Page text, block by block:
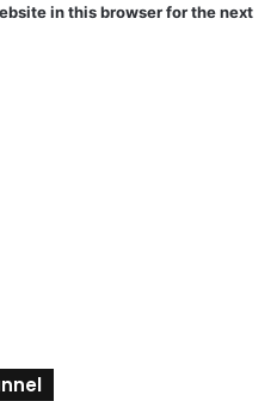
in this browser for the next